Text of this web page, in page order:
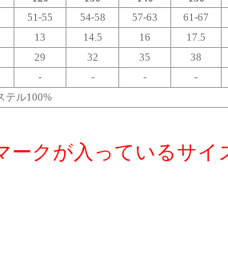
51-55 54-58 57-63
61-67
13 14.5 16
17.5
29 32 35
38
- - -
-
テル100%
ークが入っているサイ